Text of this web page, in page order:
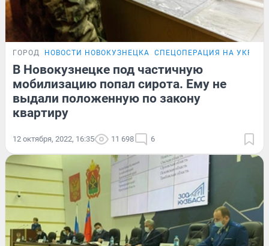
ГОРОД НОВОСТИ НОВОКУЗНЕЦКА СПЕЦОПЕРАЦИЯ НА
В Новокузнецке под частичную
мобилизацию попал сирота. Ему не
выдали положенную по закону
квартиру
12 октября, 2022, 16:35 11 698 6